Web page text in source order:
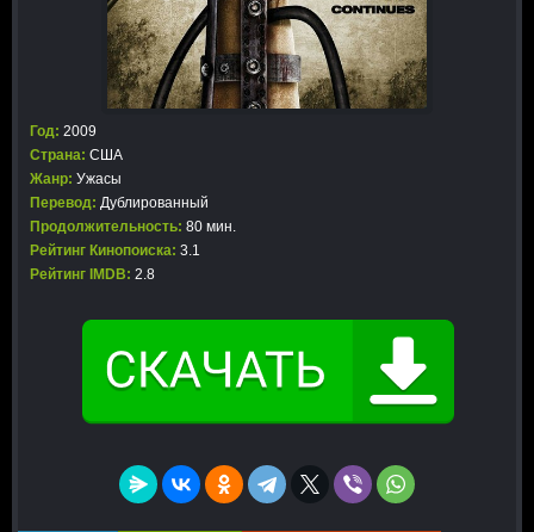
Год: 2009
Страна: США
Жанр: Ужасы
Перевод: Дублированный
Продолжительность: 80 мин.
Рейтинг Кинопоиска: 3.1
Рейтинг IMDB: 2.8